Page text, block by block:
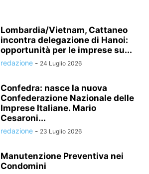
Lombardia/Vietnam, Cattaneo
incontra delegazione di Hanoi:
opportunità per le imprese su...
redazione - 24 Luglio 2026
Confedra: nasce la nuova
Confederazione Nazionale delle
Imprese Italiane. Mario
Cesaroni...
redazione - 23 Luglio 2026
Manutenzione Preventiva nei
Condomini